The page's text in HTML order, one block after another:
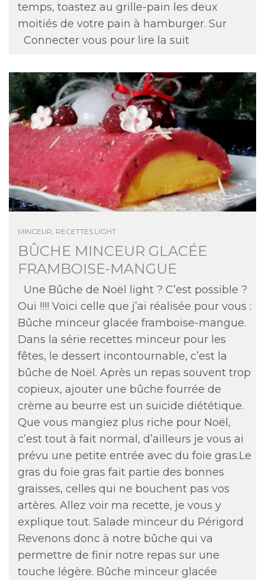
temps, toastez au grille-pain les deux
moitiés de votre pain à hamburger. Sur
Connecter vous pour lire la suit
MINCEUR, RECETTES LIGHT
BÛCHE MINCEUR GLACÉE
FRAMBOISE-MANGUE
Une Bûche de Noël light ? C’est possible ?
Oui !!!! Voici celle que j’ai réalisée pour vous :
Bûche minceur glacée framboise-mangue.
Dans la série recettes minceur pour les
fêtes, le dessert incontournable, c’est la
bûche de Noël. Après un repas souvent trop
copieux, ajouter une bûche fourrée de
crème au beurre est un suicide diététique.
Que vous mangiez plus riche pour Noël,
c’est tout à fait normal, d’ailleurs je vous ai
prévu une petite entrée avec du foie gras.Le
gras du foie gras fait partie des bonnes
graisses, celles qui ne bouchent pas vos
artères. Allez voir ma recette, je vous y
explique tout. Salade minceur du Périgord
Revenons donc à notre bûche qui va
permettre de finir notre repas sur une
touche légère. Bûche minceur glacée